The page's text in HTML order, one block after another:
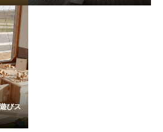
びス